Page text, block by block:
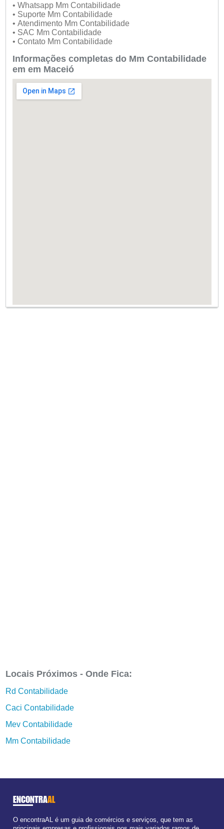
• Whatsapp Mm Contabilidade
• Suporte Mm Contabilidade
• Atendimento Mm Contabilidade
• SAC Mm Contabilidade
• Contato Mm Contabilidade
Informações completas do Mm Contabilidade
em em Maceió
Locais Próximos - Onde Fica:
Rd Contabilidade
Caci Contabilidade
Mev Contabilidade
Mm Contabilidade
ENCONTRAAL
O encontraAL é um guia de comércios e serviços, que tem as